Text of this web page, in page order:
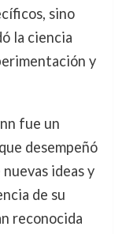
sino
la ciencia
y
fue un
que desempeñó
ideas y
de su
reconocida